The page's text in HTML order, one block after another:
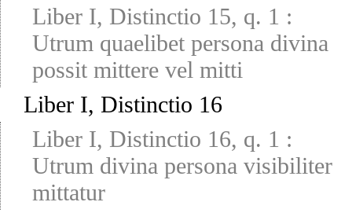
Liber I, Distinctio 15, q. 1 :
Utrum quaelibet persona divina
possit mittere vel mitti
Liber I, Distinctio 16
Liber I, Distinctio 16, q. 1 :
Utrum divina persona visibiliter
mittatur